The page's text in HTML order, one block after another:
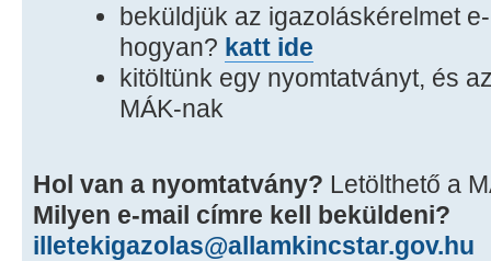
beküldjük az igazoláskérelmet
hogyan? katt ide
kitöltünk egy nyomtatványt, és
MÁK-nak
Hol van a nyomtatvány? Letölthető a
Milyen e-mail címre kell beküldeni?
illetekigazolas@allamkincstar.gov.hu